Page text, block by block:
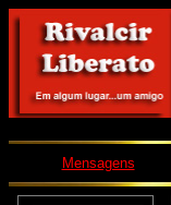
Mensagens